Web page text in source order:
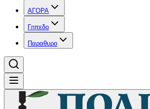
ΑΓΟΡΑ
Γηπεδο
Παραθυρο